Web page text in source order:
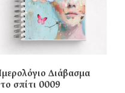
Διάβασμα
σπίτι 0009